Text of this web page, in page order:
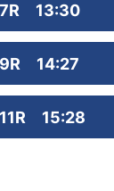
7R 13:30
9R 14:27
11R 15:28